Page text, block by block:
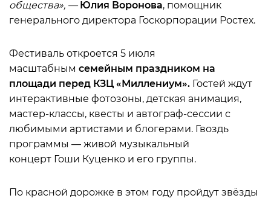
общества», — Юлия Воронова, помощник
генерального директора Госкорпорации Ростех.
Фестиваль откроется 5 июля
масштабным семейным праздником на
площади перед КЗЦ «Миллениум». Гостей ждут
интерактивные фотозоны, детская анимация,
мастер-классы, квесты и автограф-сессии с
любимыми артистами и блогерами. Гвоздь
программы — живой музыкальный
концерт Гоши Куценко и его группы.
По красной дорожке в этом году пройдут звёзды